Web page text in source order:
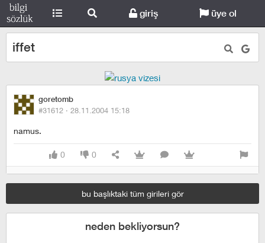
giriş üye ol
iffet
goretomb
#31612 · 28.11.2004 15:18
namus.
0 0
bu başlıktaki tüm girileri gör
neden bekliyorsun?